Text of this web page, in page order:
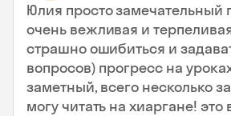
Юлия просто замечательный
очень вежливая и
страшно ошибиться и
вопросов) прогресс на
заметный, всего несколько
могу читать на хиаргане! это